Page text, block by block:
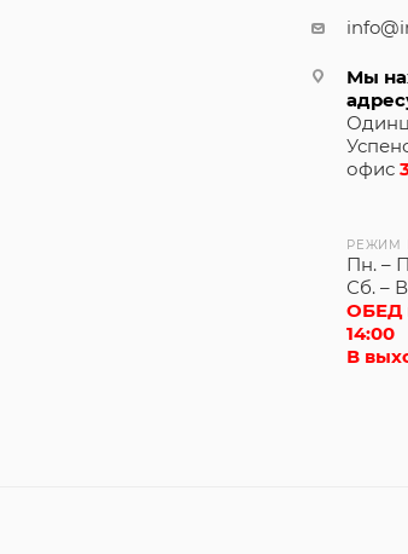
Мы
офис
РЕЖИМ
Пн. –
Сб. –
ОБЕД
14:00
В